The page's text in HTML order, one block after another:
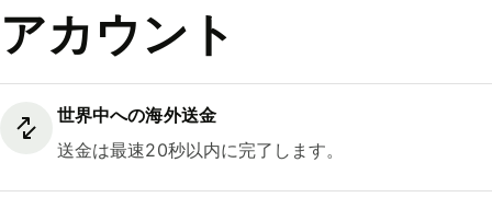
アカウント
世界中への海外送金
送金は最速20秒以内に完了します。